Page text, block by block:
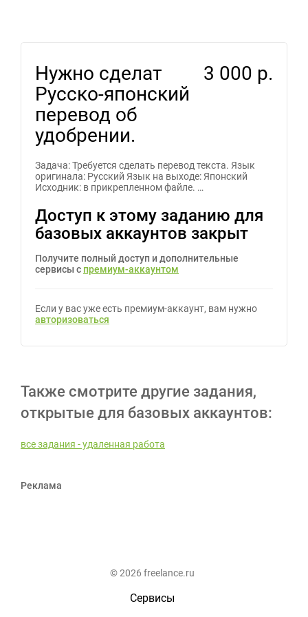
Нужно сделат
Русско-японский
перевод об
удобрении.
3 000 р.
Задача: Требуется сделать перевод текста. Язык
оригинала: Русский Язык на выходе: Японский
Исходник: в прикрепленном файле. …
Доступ к этому заданию для
базовых аккаунтов закрыт
Получите полный доступ и дополнительные
сервисы с премиум-аккаунтом
Если у вас уже есть премиум-аккаунт, вам нужно
авторизоваться
Также смотрите другие задания,
открытые для базовых аккаунтов:
все задания - удаленная работа
Реклама
© 2026 freelance.ru
Сервисы